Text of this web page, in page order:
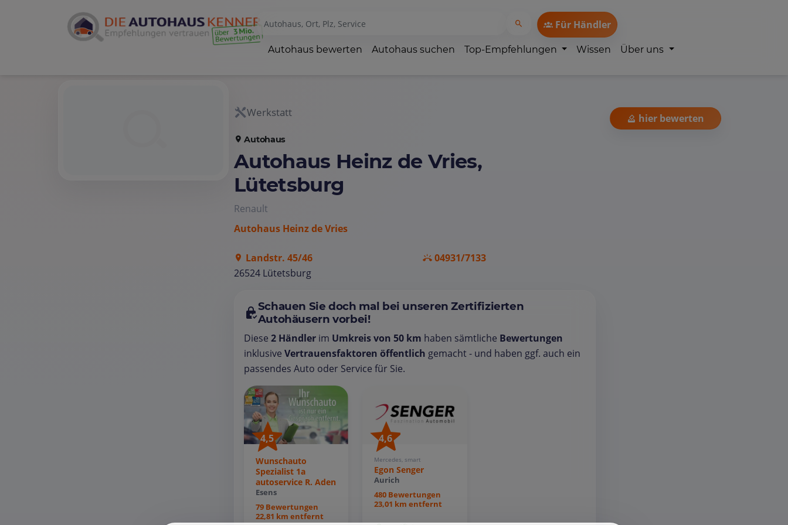
Für Händler
Autohaus bewerten Autohaus suchen Top-Empfehlungen Wissen Über uns
Werkstatt
Autohaus
Autohaus Heinz de Vries,
Lütetsburg
Renault
Autohaus Heinz de Vries
Landstr. 45/46
26524 Lütetsburg
04931/7133
Schauen Sie doch mal bei unseren Zertifizierten
Autohäusern vorbei!
Diese 2 Händler im Umkreis von 50 km haben sämtliche Bewertungen
inklusive Vertrauensfaktoren öffentlich gemacht - und haben ggf. auch ein
passendes Auto oder Service für Sie.
4,5
Wunschauto
Spezialist 1a
autoservice R. Aden
Esens
79 Bewertungen
22,81 km entfernt
4,6
Mercedes, smart
Egon Senger
Aurich
480 Bewertungen
23,01 km entfernt
hier bewerten